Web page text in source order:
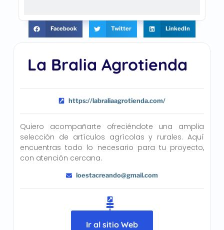
La Bralia Agrotienda
https://labraliaagrotienda.com/
Quiero acompañarte ofreciéndote una amplia
selección de artículos agrícolas y rurales. Aquí
encuentras todo lo necesario para tu proyecto,
con atención cercana.
loestacreando@gmail.com
Ir al sitio Web
Facebook Twitter LinkedIn